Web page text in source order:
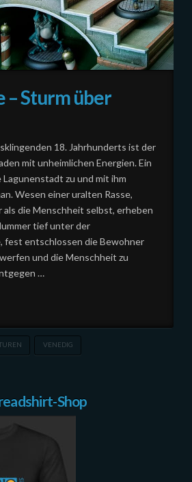
– Sturm über
18. Jahrhunderts ist der
mit unheimlichen Energien. Ein
zu und mit ihm
Wesen einer uralten Rasse,
als die Menschheit selbst, erheben
tief unter der
fest entschlossen die Bewohner
und die Menschheit zu
…
VENEDIG
Shop